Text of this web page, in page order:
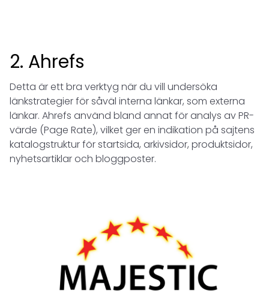
2. Ahrefs
Detta är ett bra verktyg när du vill undersöka
länkstrategier för såväl interna länkar, som externa
länkar. Ahrefs använd bland annat för analys av PR-
värde (Page Rate), vilket ger en indikation på sajtens
katalogstruktur för startsida, arkivsidor, produktsidor,
nyhetsartiklar och bloggposter.